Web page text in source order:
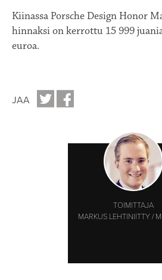
Kiinassa Porsche Design Honor
hinnaksi on kerrottu 15 999
euroa.
JAA
TOIMITTAJA
MARKUS LEHTINIITTY /